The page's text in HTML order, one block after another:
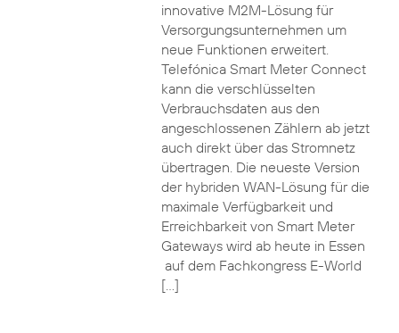
innovative M2M-Lösung für
Versorgungsunternehmen um
neue Funktionen erweitert.
Telefónica Smart Meter Connect
kann die verschlüsselten
Verbrauchsdaten aus den
angeschlossenen Zählern ab jetzt
auch direkt über das Stromnetz
übertragen. Die neueste Version
der hybriden WAN-Lösung für die
maximale Verfügbarkeit und
Erreichbarkeit von Smart Meter
Gateways wird ab heute in Essen
auf dem Fachkongress E-World
[…]